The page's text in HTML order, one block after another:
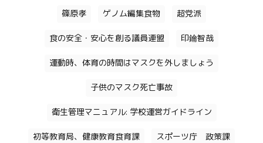
篠原孝 ゲノム編集食物 超党派
食の安全・安心を創る議員連盟 印鑰智哉
運動時、体育の時間はマスクを外しましょう
子供のマスク死亡事故
衛生管理マニュアル: 学校運営ガイドライン
初等教育局、健康教育食育課 スポーツ庁 政策課